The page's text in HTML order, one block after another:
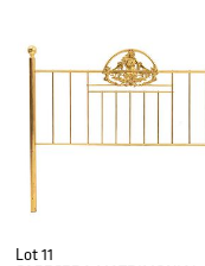
Lot 11